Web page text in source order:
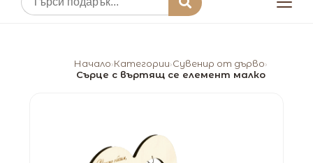
Начало›Категории›Сувенир от дърво›
Сърце с въртящ се елемент малко